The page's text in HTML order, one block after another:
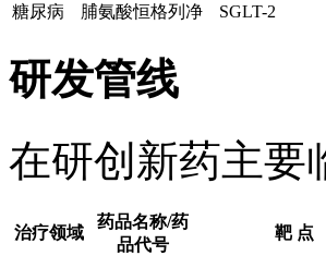
糖尿病 脯氨酸恒格列净 SGLT-2
研发管线
在研创新药主要
治疗领域
药品名称/药
品代号
靶 点